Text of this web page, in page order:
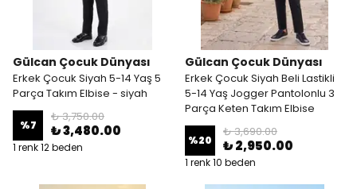
Gülcan Çocuk Dünyası
Erkek Çocuk Siyah 5-14 Yaş 5
Parça Takım Elbise - siyah
%7
₺ 3,750.00
₺ 3,480.00
1 renk 12 beden
Gülcan Çocuk Dünyası
Erkek Çocuk Siyah Beli Lastikli
5-14 Yaş Jogger Pantolonlu 3
Parça Keten Takım Elbise
%20
₺ 3,690.00
₺ 2,950.00
1 renk 10 beden